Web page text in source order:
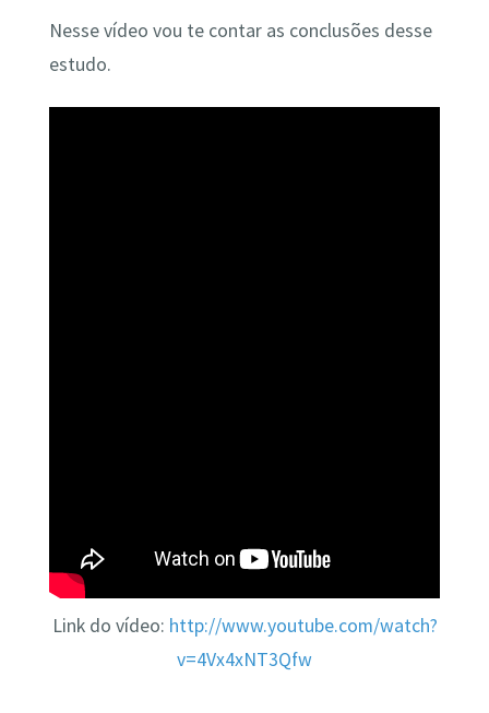
Nesse vídeo vou te contar as conclusões desse
estudo.
Link do vídeo: http://www.youtube.com/watch?
v=4Vx4xNT3Qfw